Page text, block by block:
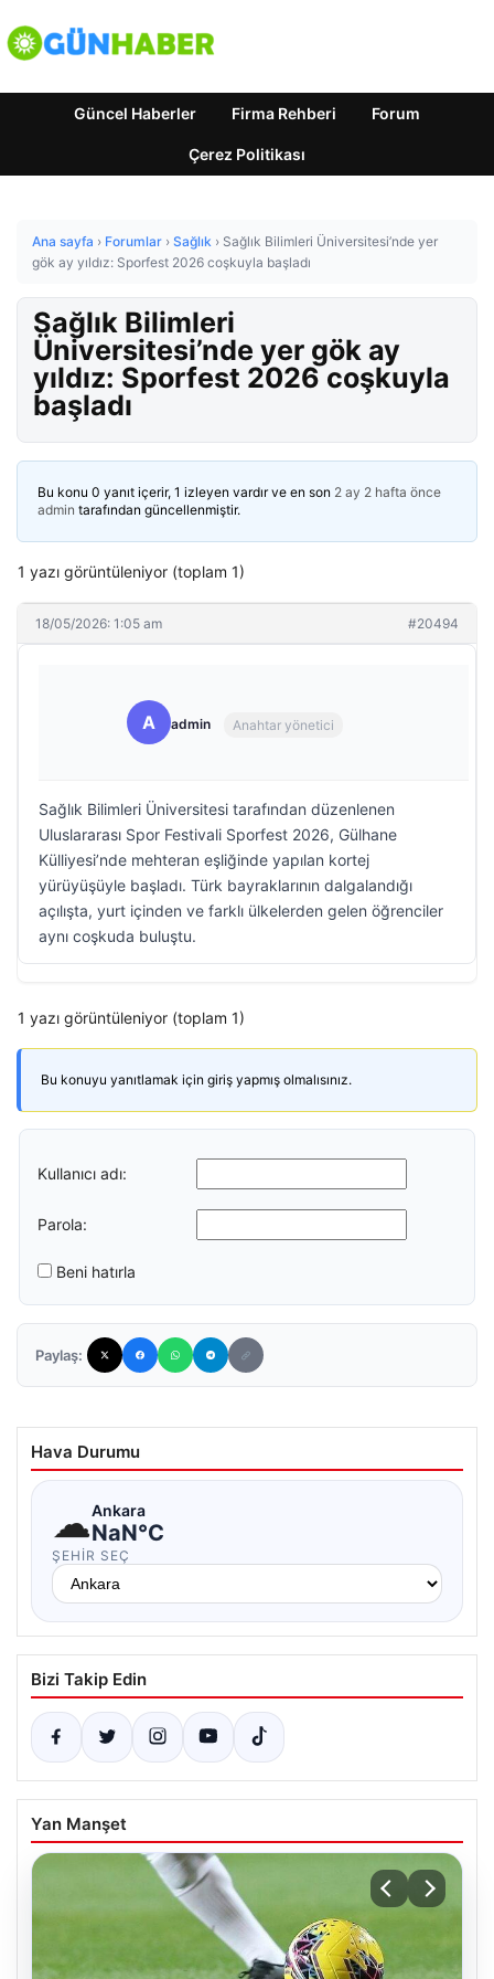
Güncel Haberler Firma Rehberi Forum
Çerez Politikası
Ana sayfa › Forumlar › Sağlık › Sağlık Bilimleri Üniversitesi’nde yer
gök ay yıldız: Sporfest 2026 coşkuyla başladı
Sağlık Bilimleri
Üniversitesi’nde yer gök ay
yıldız: Sporfest 2026 coşkuyla
başladı
Bu konu 0 yanıt içerir, 1 izleyen vardır ve en son 2 ay 2 hafta önce
admin tarafından güncellenmiştir.
1 yazı görüntüleniyor (toplam 1)
18/05/2026: 1:05 am #20494
A admin Anahtar yönetici
Sağlık Bilimleri Üniversitesi tarafından düzenlenen
Uluslararası Spor Festivali Sporfest 2026, Gülhane
Külliyesi’nde mehteran eşliğinde yapılan kortej
yürüyüşüyle başladı. Türk bayraklarının dalgalandığı
açılışta, yurt içinden ve farklı ülkelerden gelen öğrenciler
aynı coşkuda buluştu.
1 yazı görüntüleniyor (toplam 1)
Bu konuyu yanıtlamak için giriş yapmış olmalısınız.
Kullanıcı adı:
Parola:
Beni hatırla
Paylaş:
Hava Durumu
☁Ankara
NaN°C
ŞEHIR SEÇ
Bizi Takip Edin
Yan Manşet